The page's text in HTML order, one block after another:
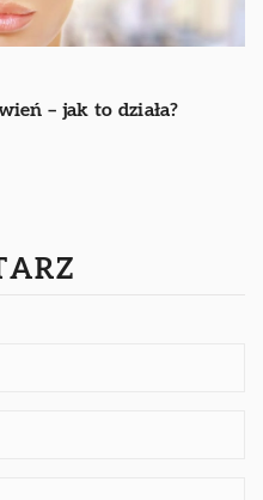
– jak to działa?